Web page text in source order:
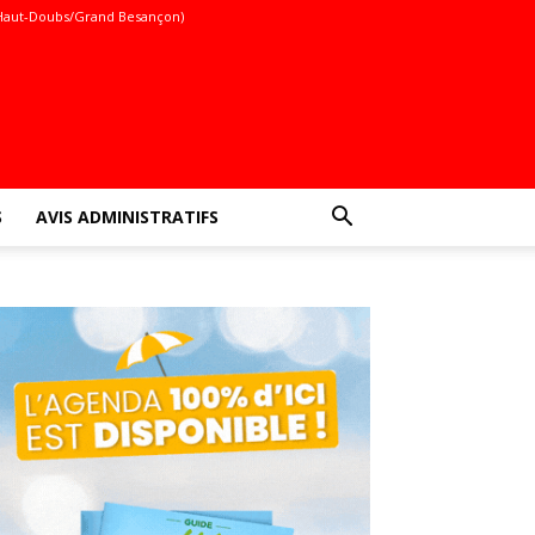
Doubs/Grand Besançon)
AVIS ADMINISTRATIFS